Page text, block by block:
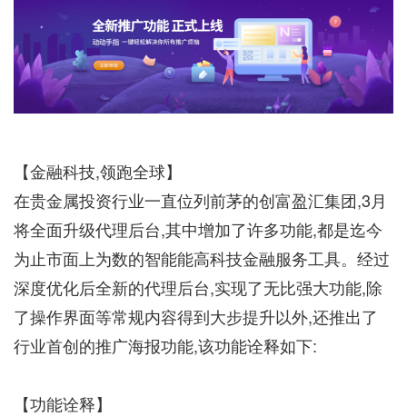
【金融科技,领跑全球】
在贵金属投资行业一直位列前茅的创富盈汇集团,3月
将全面升级代理后台,其中增加了许多功能,都是迄今
为止市面上为数的智能能高科技金融服务工具。经过
深度优化后全新的代理后台,实现了无比强大功能,除
了操作界面等常规内容得到大步提升以外,还推出了
行业首创的推广海报功能,该功能诠释如下:
【功能诠释】